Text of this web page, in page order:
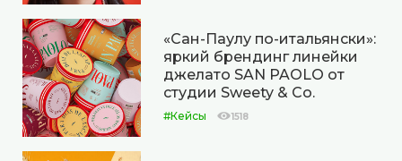
«Сан-Паулу по-итальянски»:
яркий брендинг линейки
джелато SAN PAOLO от
студии Sweety & Co.
#Кейсы 1518